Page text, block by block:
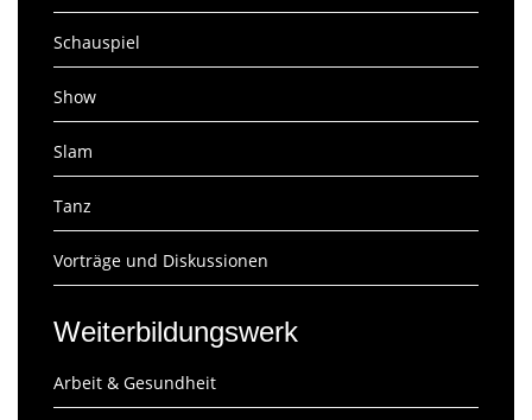
Schauspiel
Show
Slam
Tanz
Vorträge und Diskussionen
Weiterbildungswerk
Arbeit & Gesundheit